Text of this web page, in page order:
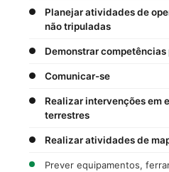
Planejar atividades de
não tripuladas
Demonstrar competências
Comunicar-se
Realizar intervenções em
terrestres
Realizar atividades de
Prever equipamentos,